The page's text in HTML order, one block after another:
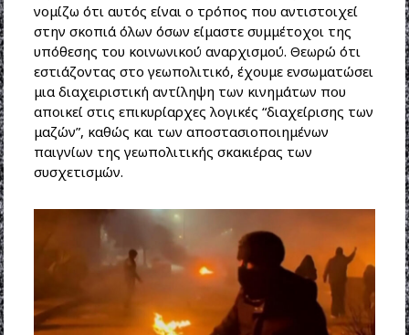
νομίζω ότι αυτός είναι ο τρόπος που αντιστοιχεί
στην σκοπιά όλων όσων είμαστε συμμέτοχοι της
υπόθεσης του κοινωνικού αναρχισμού. Θεωρώ ότι
εστιάζοντας στο γεωπολιτικό, έχουμε ενσωματώσει
μια διαχειριστική αντίληψη των κινημάτων που
αποικεί στις επικυρίαρχες λογικές “διαχείρισης των
μαζών”, καθώς και των αποστασιοποιημένων
παιγνίων της γεωπολιτικής σκακιέρας των
συσχετισμών.